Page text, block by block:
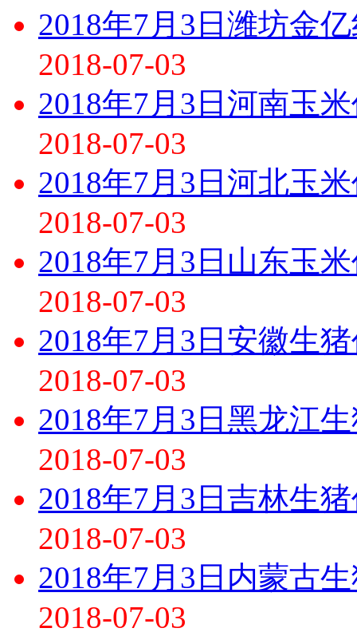
2018年7月3日潍坊金
2018-07-03
2018年7月3日河南玉
2018-07-03
2018年7月3日河北玉
2018-07-03
2018年7月3日山东玉
2018-07-03
2018年7月3日安徽生
2018-07-03
2018年7月3日黑龙江
2018-07-03
2018年7月3日吉林生
2018-07-03
2018年7月3日内蒙古
2018-07-03